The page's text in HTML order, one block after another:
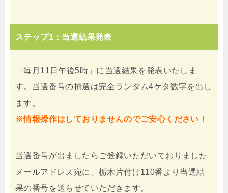
ステップ1：当選結果発表
「毎月11日午後5時」に当選結果を発表いたしま
す。当選番号の抽選は完全ランダム4ケタ数字を出し
ます。
※情報操作はしておりませんのでご安心ください！
当選番号が出ましたらご登録いただいておりました
メールアドレス宛に、栃木片付け110番より当選結
果の番号を送らせていただきます。